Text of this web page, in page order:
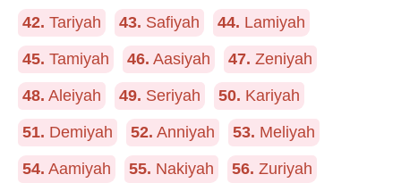
42. Tariyah 43. Safiyah 44. Lamiyah
45. Tamiyah 46. Aasiyah 47. Zeniyah
48. Aleiyah 49. Seriyah 50. Kariyah
51. Demiyah 52. Anniyah 53. Meliyah
54. Aamiyah 55. Nakiyah 56. Zuriyah